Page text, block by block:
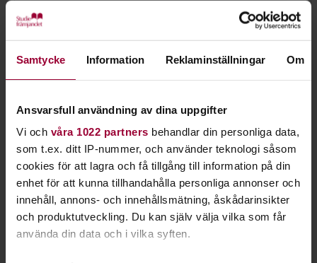
Samtycke Information Reklaminställningar Om
Ansvarsfull användning av dina uppgifter
Vi och våra 1022 partners behandlar din personliga data,
som t.ex. ditt IP-nummer, och använder teknologi såsom
cookies för att lagra och få tillgång till information på din
enhet för att kunna tillhandahålla personliga annonser och
innehåll, annons- och innehållsmätning, åskådarinsikter
och produktutveckling. Du kan själv välja vilka som får
använda din data och i vilka syften.
Asma Shiekh Attieh
Folkbildningsutvecklare Samhälle
Skicka e-post
070-145 84 67
Läs mer